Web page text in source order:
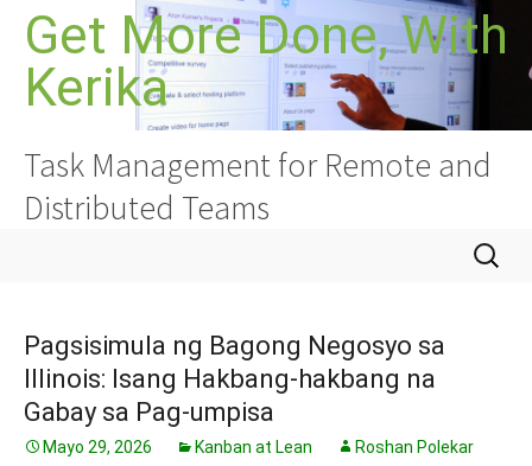
Lumaktaw
nilalaman
Get More Done, With
Kerika
Task Management for Remote and
Distributed Teams
Hanapin
ang:
Pagsisimula ng Bagong Negosyo sa
Illinois: Isang Hakbang-hakbang na
Gabay sa Pag-umpisa
Mayo 29, 2026 Kanban at Lean Roshan Polekar